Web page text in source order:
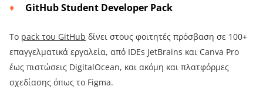
GitHub Student Developer Pack
Το pack του GitHub δίνει στους φοιτητές πρόσβαση σε 100+
επαγγελματικά εργαλεία, από IDEs JetBrains και Canva Pro
έως πιστώσεις DigitalOcean, και ακόμη και πλατφόρμες
σχεδίασης όπως το Figma.